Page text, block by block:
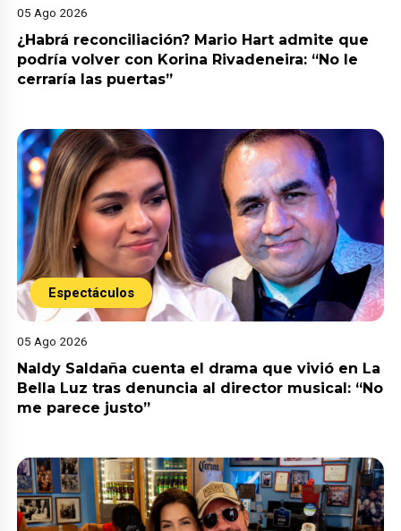
05 Ago 2026
¿Habrá reconciliación? Mario Hart admite que
podría volver con Korina Rivadeneira: “No le
cerraría las puertas”
Espectáculos
05 Ago 2026
Naldy Saldaña cuenta el drama que vivió en La
Bella Luz tras denuncia al director musical: “No
me parece justo”